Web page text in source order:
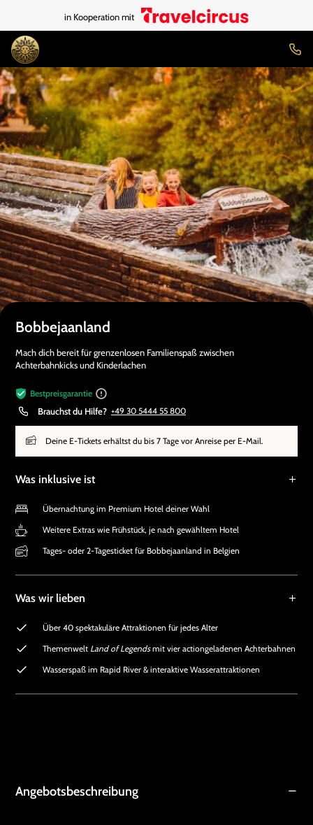
in Kooperation mit
Bobbejaanland
Mach dich bereit für grenzenlosen Familienspaß zwischen
Achterbahnkicks und Kinderlachen
Bestpreisgarantie
Brauchst du Hilfe? +49 30 5444 55 800
Deine E-Tickets erhältst du bis 7 Tage vor Anreise per E-Mail.
Was inklusive ist
Übernachtung im Premium Hotel deiner Wahl
Weitere Extras wie Frühstück, je nach gewähltem Hotel
Tages- oder 2-Tagesticket für Bobbejaanland in Belgien
Was wir lieben
Über 40 spektakuläre Attraktionen für jedes Alter
Themenwelt Land of Legendsmit vier actiongeladenen Achterbahnen
Wasserspaß im Rapid River & interaktive Wasserattraktionen
Angebotsbeschreibung